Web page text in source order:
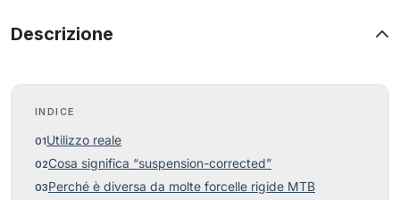
Descrizione
INDICE
Utilizzo reale
Cosa significa “suspension-corrected”
Perché è diversa da molte forcelle rigide MTB